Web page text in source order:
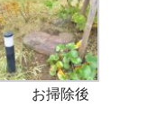
お掃除後